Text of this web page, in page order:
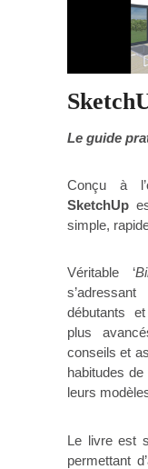
Le guide
Conçu à
SketchUp
simple,
Véritable ‘
débutants
plus
conseils et
habitudes
leurs
Le livre est
permettant